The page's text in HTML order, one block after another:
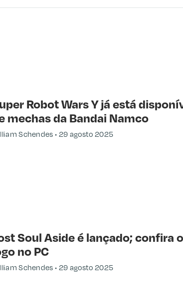
Robot Wars Y já está
mechas da Bandai Namco
Schendes 29 agosto 2025
Soul Aside é lançado; confira
no PC
Schendes 29 agosto 2025